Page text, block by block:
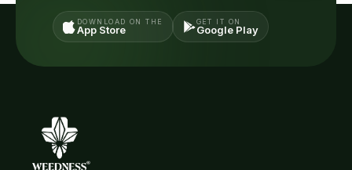
DOWNLOAD ON THE
App Store
GET IT ON
Google Play